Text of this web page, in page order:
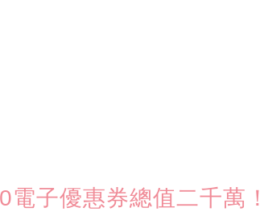
電子優惠券總值二千萬